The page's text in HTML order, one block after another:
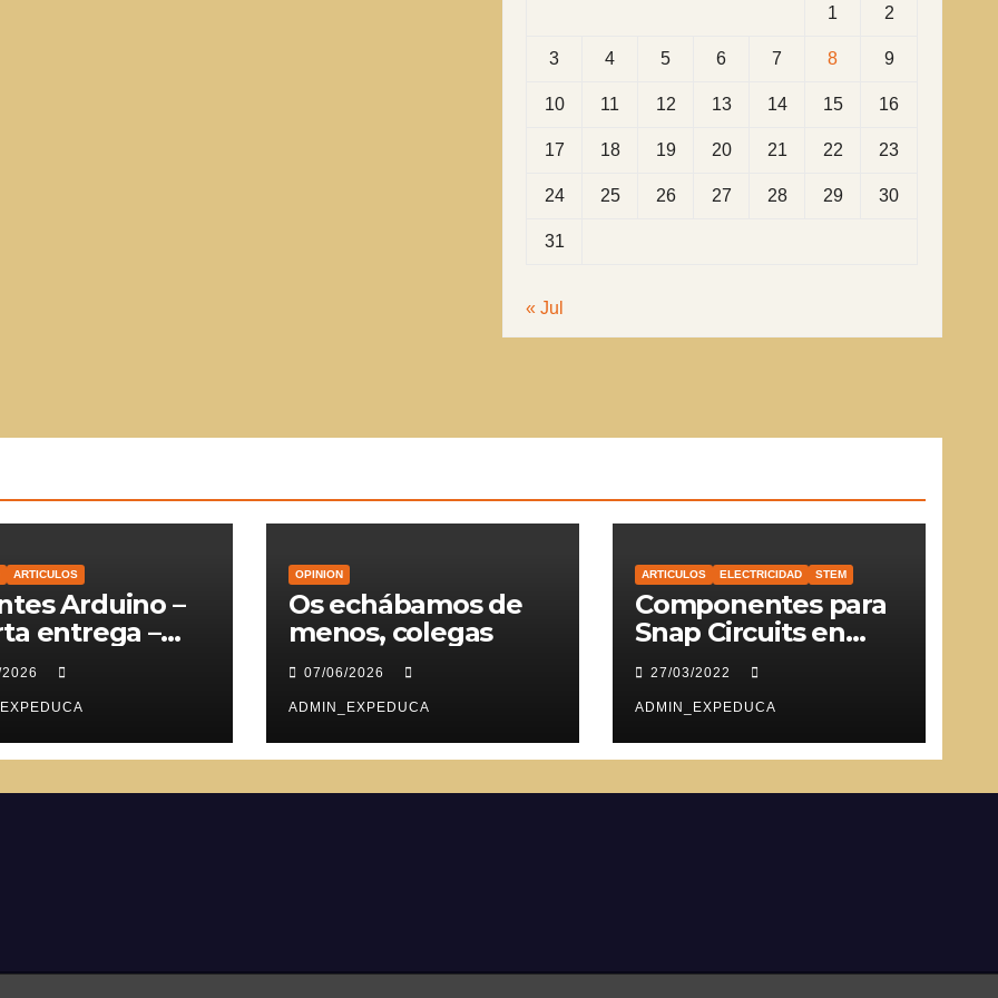
1 2
3 4 5 6 7 8 9
10 11 12 13 14 15 16
17 18 19 20 21 22 23
24 25 26 27 28 29 30
31
« Jul
ARTICULOS
Arduino –
entrega –
OPINION
Os echábamos de
menos, colegas
07/06/2026
ADMIN_EXPEDUCA
ARTICULOS ELECTRICIDAD STEM
Componentes para
Snap Circuits en
SVG
27/03/2022
ADMIN_EXPEDUCA